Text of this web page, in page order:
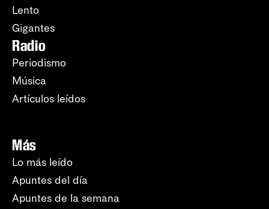
Lento
Gigantes
Radio
Periodismo
Música
Artículos leídos
Más
Lo más leído
Apuntes del día
Apuntes de la semana